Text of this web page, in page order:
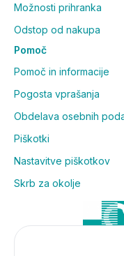
Možnosti prihranka
Odstop od nakupa
Pomoč
Pomoč in informacije
Pogosta vprašanja
Obdelava osebnih
Piškotki
Nastavitve piškotkov
Skrb za okolje